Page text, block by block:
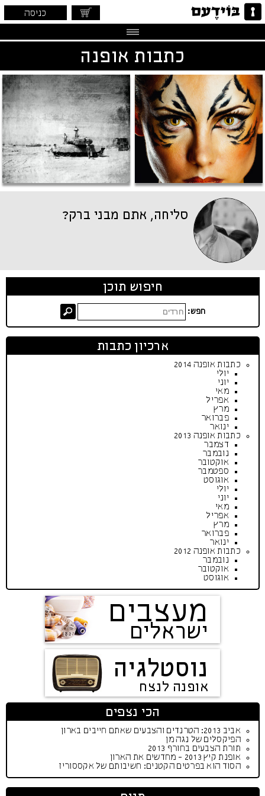
כניסה
כתבות אופנה
סליחה, אתם מבני ברק?
חיפוש תוכן
חפש:
ארכיון כתבות
כתבות אופנה 2014
יולי
יוני
מאי
אפריל
מרץ
פברואר
ינואר
כתבות אופנה 2013
דצמבר
נובמבר
אוקטובר
ספטמבר
אוגוסט
יולי
יוני
מאי
אפריל
מרץ
פברואר
ינואר
כתבות אופנה 2012
נובמבר
אוקטובר
אוגוסט
מעצבים
ישראלים
נוסטלגיה
אופנה לנצח
הכי נצפים
אביב 2013: הטרנדים והצבעים שאתם חייבים בארון
הפיקסלים של נגה מן
תורת הצבעים בחורף 2013
אופנת קיץ 2013 - מחדשים את הארון
הסוד הוא בפרטים הקטנים: חשיבותם של אקססוריז